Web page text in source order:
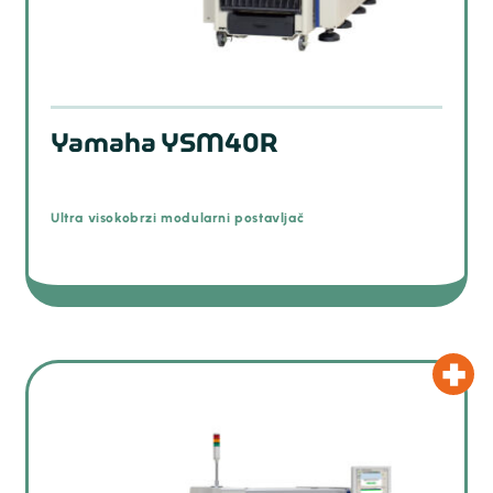
Yamaha YSM40R
Ultra visokobrzi modularni postavljač